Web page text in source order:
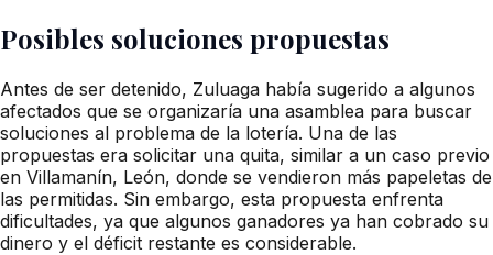
Posibles soluciones propuestas
Antes de ser detenido, Zuluaga había sugerido a algunos
afectados que se organizaría una asamblea para buscar
soluciones al problema de la lotería. Una de las
propuestas era solicitar una quita, similar a un caso previo
en Villamanín, León, donde se vendieron más papeletas de
las permitidas. Sin embargo, esta propuesta enfrenta
dificultades, ya que algunos ganadores ya han cobrado su
dinero y el déficit restante es considerable.